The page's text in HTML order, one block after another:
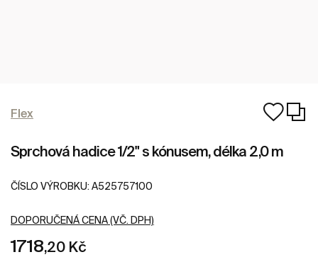
Flex
Sprchová hadice 1/2" s kónusem, délka 2,0 m
ČÍSLO VÝROBKU: A525757100
DOPORUČENÁ CENA (VČ. DPH)
1718,20 Kč